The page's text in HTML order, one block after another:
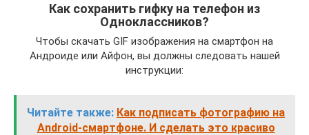
Как сохранить гифку на телефон из
Одноклассников?
Чтобы скачать GIF изображения на смартфон на
Андроиде или Айфон, вы должны следовать нашей
инструкции:
Читайте также: Как подписать фотографию на
Android-смартфоне. И сделать это красиво